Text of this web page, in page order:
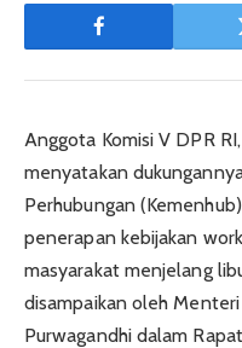
Anggota Komisi V DPR
menyatakan
Perhubungan
penerapan kebijakan
masyarakat menjelang
disampaikan oleh
Purwagandhi dalam